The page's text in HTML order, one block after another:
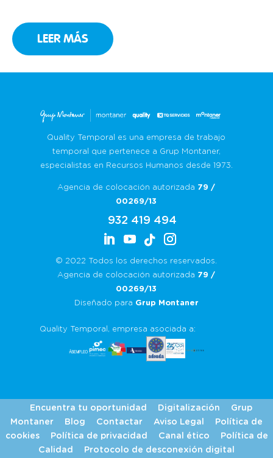
muy bien Can Ribot, un restaurante familiar
en Girona con más de 25 años de historia que,
LEER MÁS
Quality Temporal es una empresa de trabajo
temporal que pertenece a Grup Montaner,
especialistas en Recursos Humanos desde 1973.
Agencia de colocación autorizada 79 /
00269/13
932 419 494
© 2022 Todos los derechos reservados.
Agencia de colocación autorizada 79 /
00269/13
Diseñado para Grup Montaner
Quality Temporal, empresa asociada a:
Encuentra tu oportunidad Digitalización
Grup
Montaner
Blog Contactar Aviso Legal
Política de
cookies
Política de privacidad Canal ético
Política de
Calidad
Protocolo de desconexión digital